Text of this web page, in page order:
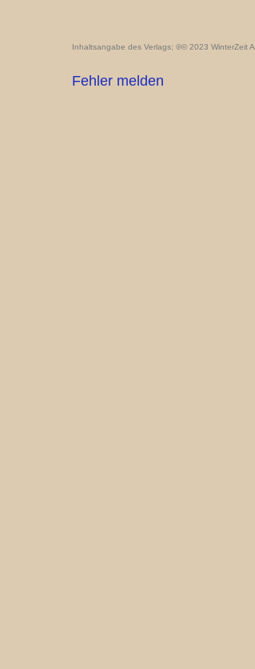
Inhaltsangabe des Verlags; ℗© 2023 WinterZeit
Fehler melden